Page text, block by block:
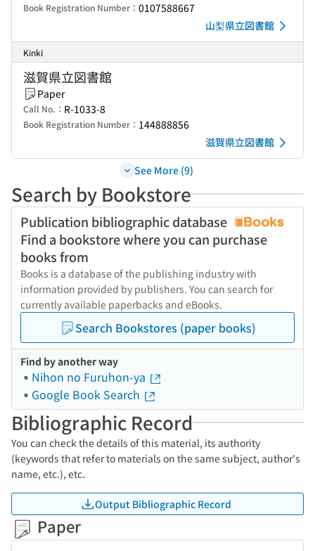
Book Registration Number： 0107588667
山梨県立図書館
Kinki
滋賀県立図書館
Paper
Call No.： R-1033-8
Book Registration Number： 144888856
滋賀県立図書館
See More (9)
Search by Bookstore
Publication bibliographic database
Find a bookstore where you can purchase
books from
Books is a database of the publishing industry with
information provided by publishers. You can search for
currently available paperbacks and eBooks.
Search Bookstores (paper books)
Find by another way
Nihon no Furuhon-ya
Google Book Search
Bibliographic Record
You can check the details of this material, its authority
(keywords that refer to materials on the same subject, author's
name, etc.), etc.
Output Bibliographic Record
Paper